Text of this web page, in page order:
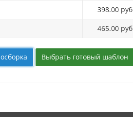
398.00 руб
465.00 руб
Выбрать готовый шаблон